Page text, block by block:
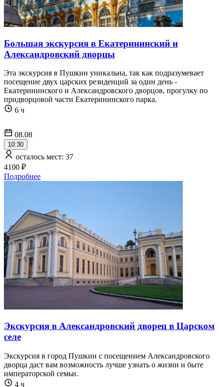
Большая экскурсия в Екатерининский и
Александровский дворцы
Эта экскурсия в Пушкин уникальна, так как подразумевает
посещение двух царских резиденций за один день -
Екатерининского и Александровского дворцов, прогулку по
придворцовой части Екатерининского парка.
6 ч
08.08
10:30
осталось мест: 37
4100 ₽
Подробнее
Экскурсия в Александровский дворец в Царском
селе
Экскурсия в город Пушкин с посещением Александровского
дворца даст вам возможность лучше узнать о жизни и быте
императорской семьи.
4 ч